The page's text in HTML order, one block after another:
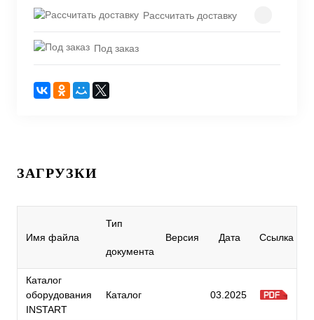
Рассчитать доставку
Под заказ
ЗАГРУЗКИ
Имя файла
Тип
документа
Версия Дата Ссылка
Каталог
оборудования
INSTART
Каталог 03.2025